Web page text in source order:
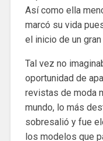
Así como ella
marcó su vida
el inicio de un gran
Tal vez no
oportunidad de
revistas de moda
mundo, lo más
sobresalió y fue
los modelos que